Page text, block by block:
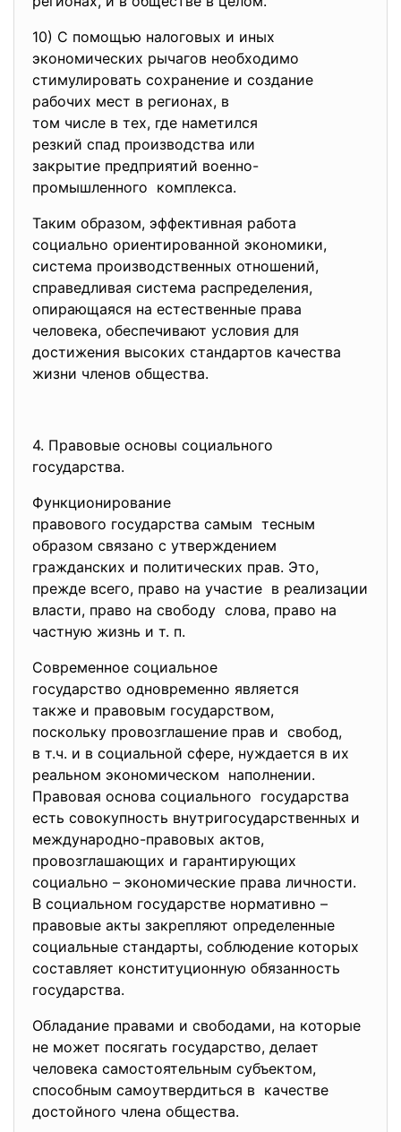
10) С помощью налоговых и иных
экономических рычагов необходимо
стимулировать сохранение и создание
рабочих мест в регионах, в
том числе в тех, где наметился
резкий спад производства или
закрытие предприятий военно-
промышленного комплекса.
Таким образом, эффективная работа
социально ориентированной экономики,
система производственных отношений,
справедливая система распределения,
опирающаяся на естественные права
человека, обеспечивают условия для
достижения высоких стандартов качества
жизни членов общества.
4. Правовые основы социального
государства.
Функционирование
правового государства самым тесным
образом связано с утверждением
гражданских и политических прав. Это,
прежде всего, право на участие в реализации
власти, право на свободу слова, право на
частную жизнь и т. п.
Современное социальное
государство одновременно является
также и правовым государством,
поскольку провозглашение прав и свобод,
в т.ч. и в социальной сфере, нуждается в их
реальном экономическом наполнении.
Правовая основа социального государства
есть совокупность внутригосударственных и
международно-правовых актов,
провозглашающих и гарантирующих
социально – экономические права личности.
В социальном государстве нормативно –
правовые акты закрепляют определенные
социальные стандарты, соблюдение которых
составляет конституционную обязанность
государства.
Обладание правами и свободами, на которые
не может посягать государство, делает
человека самостоятельным субъектом,
способным самоутвердиться в качестве
достойного члена общества.